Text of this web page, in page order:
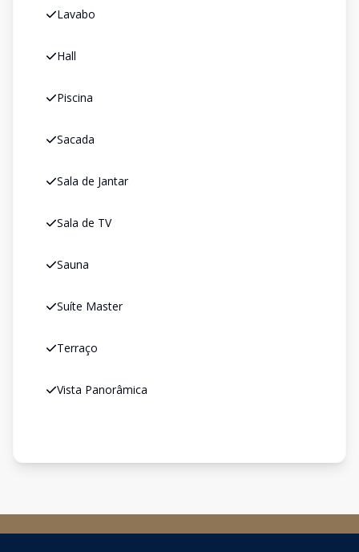
Lavabo
Hall
Piscina
Sacada
Sala de Jantar
Sala de TV
Sauna
Suíte Master
Terraço
Vista Panorâmica